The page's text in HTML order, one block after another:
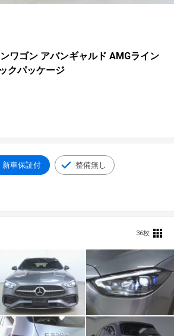
& CO.,LTD. ALL RIGHTS RESERVED.
ワゴン アバンギャルド AMGライン
クパッケージ
新車保証付 整備無し
36枚
キャンセル